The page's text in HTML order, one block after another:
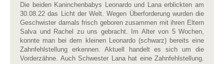
Die beiden Kaninchenbabys Leonardo und Lana erblickten am
30.08.22 das Licht der Welt. Wegen Überforderung wurden die
Geschwister damals frisch geboren zusammen mit ihren Eltern
Salva und Rachel zu uns gebracht. Im Alter von 5 Wochen,
konnte man bei dem kleinen Leonardo (schwarz) bereits eine
Zahnfehlstellung erkennen. Aktuell handelt es sich um die
Vorderzähne. Auch Schwester Lana hat eine Zahnfehlstellung.